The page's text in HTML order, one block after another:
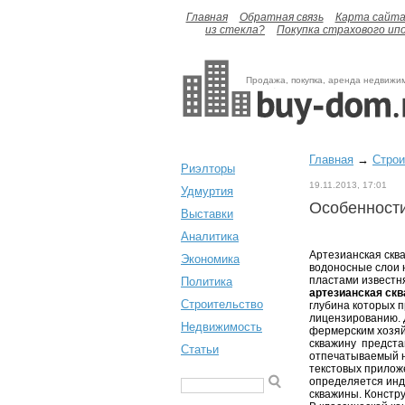
Главная Обратная связь
Карта сайта
из стекла?
Покупка страхового
Продажа, покупка, аренда
Риэлторы
Удмуртия
Выставки
Аналитика
Экономика
Политика
Строительство
Недвижимость
Статьи
Главная →
19.11.2013, 17:01
Артезианская
водоносные слои
пластами
артезианская
глубина которых
лицензированию.
фермерским
скважину
отпечатываемый
текстовых
определяется
скважины.